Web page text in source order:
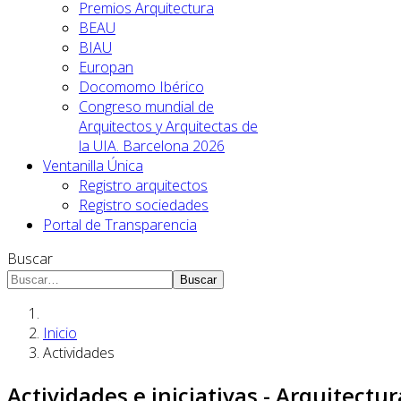
Premios Arquitectura
BEAU
BIAU
Europan
Docomomo Ibérico
Congreso mundial de
Arquitectos y Arquitectas de
la UIA. Barcelona 2026
Ventanilla Única
Registro arquitectos
Registro sociedades
Portal de Transparencia
Buscar
Buscar
Inicio
Actividades